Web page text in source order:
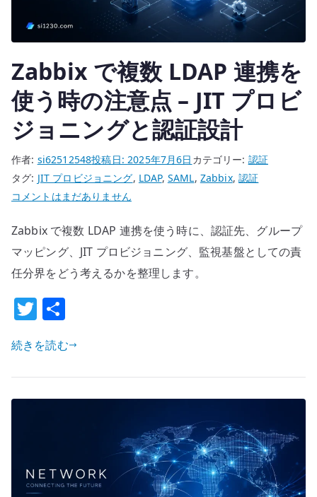
認
証、
TEAP
と
の
使
い
分
へ
の
Zabbix で複数 LDAP 連携を
使う時の注意点 – JIT プロビ
ジョニングと認証設計
作者: si62512548投稿日: 2025年7月6日 カテゴリー: 認証
タグ: JIT プロビジョニング, LDAP, SAML, Zabbix,認証
Zabbix
複
数
LDAP
携
を
使
時
の
コメントはまだありません
Zabbix で複数 LDAP 連携を使う時に、認証先、グループ
マッピング、JIT プロビジョニング、監視基盤としての責
任分界をどう考えるかを整理します。
T
w
it
te
r
続きを読む